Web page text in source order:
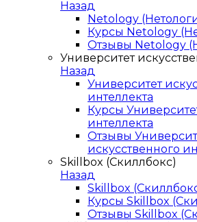
Назад
Netology
Курсы Netology
Отзывы Netology
Университет
Назад
Университет
интеллекта
Курсы
интеллекта
Отзывы
искусственного
Skillbox (Скиллбокс)
Назад
Skillbox
Курсы Skillbox
Отзывы Skillbox